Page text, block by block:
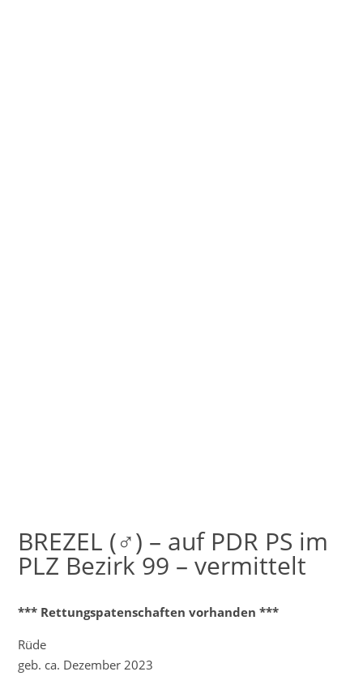
BREZEL (♂) – auf PDR PS im
PLZ Bezirk 99 – vermittelt
*** Rettungspatenschaften vorhanden ***
Rüde
geb. ca. Dezember 2023